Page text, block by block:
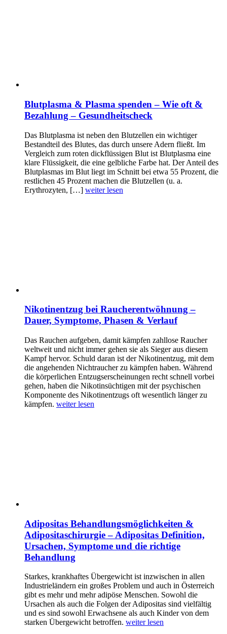
Blutplasma & Plasma spenden – Wie oft &
Bezahlung – Gesundheitscheck
Das Blutplasma ist neben den Blutzellen ein wichtiger
Bestandteil des Blutes, das durch unsere Adern fließt. Im
Vergleich zum roten dickflüssigen Blut ist Blutplasma eine
klare Flüssigkeit, die eine gelbliche Farbe hat. Der Anteil des
Blutplasmas im Blut liegt im Schnitt bei etwa 55 Prozent, die
restlichen 45 Prozent machen die Blutzellen (u. a.
Erythrozyten, […] weiter lesen
Nikotinentzug bei Raucherentwöhnung –
Dauer, Symptome, Phasen & Verlauf
Das Rauchen aufgeben, damit kämpfen zahllose Raucher
weltweit und nicht immer gehen sie als Sieger aus diesem
Kampf hervor. Schuld daran ist der Nikotinentzug, mit dem
die angehenden Nichtraucher zu kämpfen haben. Während
die körperlichen Entzugserscheinungen recht schnell vorbei
gehen, haben die Nikotinsüchtigen mit der psychischen
Komponente des Nikotinentzugs oft wesentlich länger zu
kämpfen. weiter lesen
Adipositas Behandlungsmöglichkeiten &
Adipositaschirurgie – Adipositas Definition,
Ursachen, Symptome und die richtige
Behandlung
Starkes, krankhaftes Übergewicht ist inzwischen in allen
Industrieländern ein großes Problem und auch in Österreich
gibt es mehr und mehr adipöse Menschen. Sowohl die
Ursachen als auch die Folgen der Adipositas sind vielfältig
und es sind sowohl Erwachsene als auch Kinder von dem
starken Übergewicht betroffen. weiter lesen